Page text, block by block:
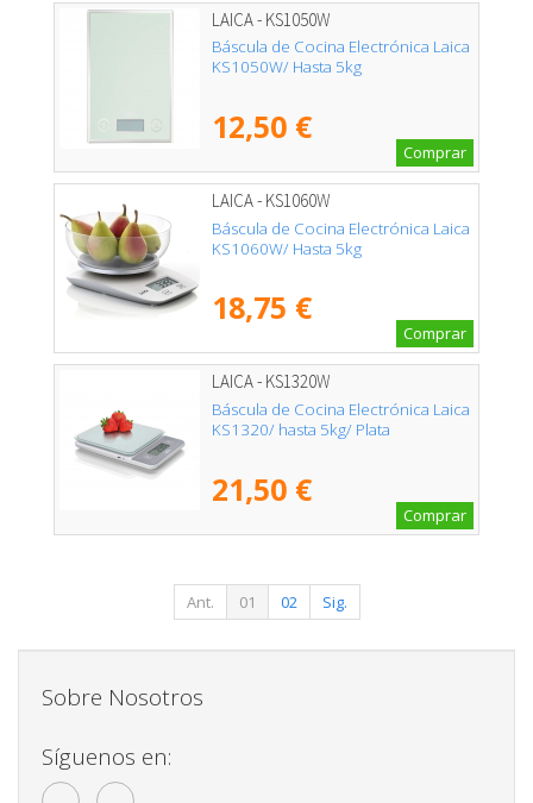
LAICA - KS1050W
Báscula de Cocina Electrónica Laica
KS1050W/ Hasta 5kg
12,50 €
Comprar
LAICA - KS1060W
Báscula de Cocina Electrónica Laica
KS1060W/ Hasta 5kg
18,75 €
Comprar
LAICA - KS1320W
Báscula de Cocina Electrónica Laica
KS1320/ hasta 5kg/ Plata
21,50 €
Comprar
Ant. 01 02 Sig.
Sobre Nosotros
Síguenos en: